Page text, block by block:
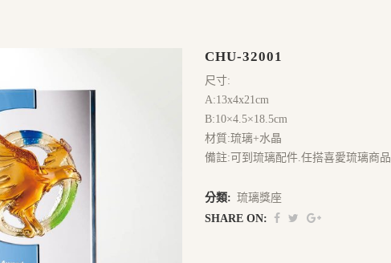
CHU-32001
尺寸:
A:13x4x21cm
B:10×4.5×18.5cm
材質:琉璃+水晶
備註:可到琉璃配件.任搭喜愛琉璃商品
分類: 琉璃獎座
SHARE ON: